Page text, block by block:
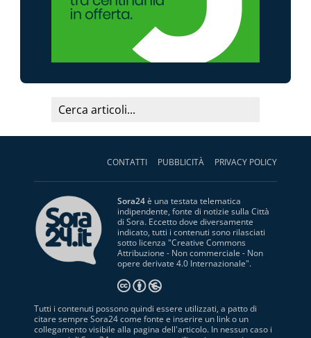
CONTATTI PUBBLICITÀ PRIVACY POLICY
Sora24è una testata telematica
indipendente, fonte di notizie sulla Città
di Sora. Eccetto dove diversamente
indicato, tutti i contenuti sono rilasciati
sotto licenza "Creative Commons
Attribuzione - Non commerciale - Non
opere derivate 4.0 Internazionale".
Tutti i contenuti possono quindi essere utilizzati, a patto di
citare sempre Sora24 come fonte e inserire un link o un
collegamento visibile alla pagina dell'articolo. In nessun caso i